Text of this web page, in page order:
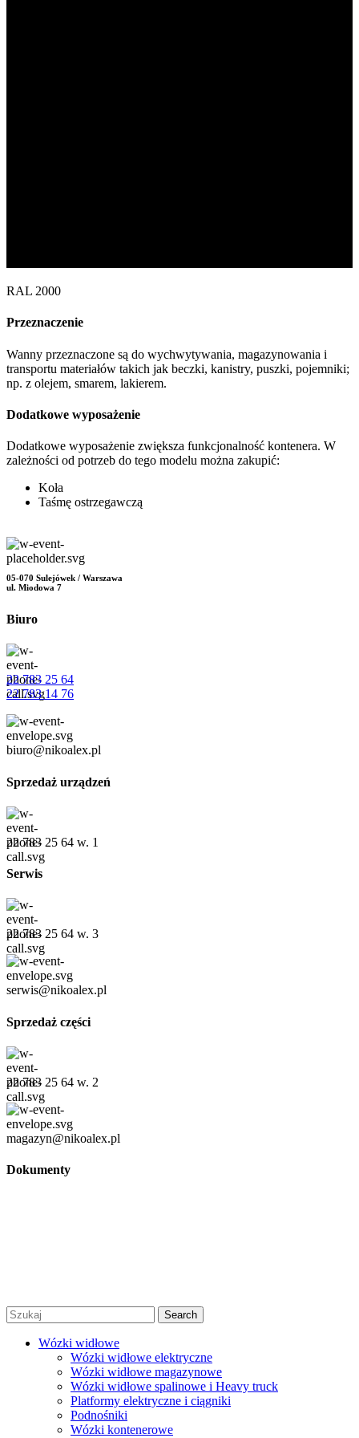
RAL 2000
Przeznaczenie
Wanny przeznaczone są do wychwytywania, magazynowania i
transportu materiałów takich jak beczki, kanistry, puszki, pojemniki;
np. z olejem, smarem, lakierem.
Dodatkowe wyposażenie
Dodatkowe wyposażenie zwiększa funkcjonalność kontenera. W
zależności od potrzeb do tego modelu można zakupić:
Koła
Taśmę ostrzegawczą
05-070 Sulejówek / Warszawa
ul. Miodowa 7
Biuro
22 783 25 64
22 783 14 76
biuro@nikoalex.pl
Sprzedaż urządzeń
22 783 25 64 w. 1
Serwis
22 783 25 64 w. 3
serwis@nikoalex.pl
Sprzedaż części
22 783 25 64 w. 2
magazyn@nikoalex.pl
Dokumenty
Search
Wózki widłowe
Wózki widłowe elektryczne
Wózki widłowe magazynowe
Wózki widłowe spalinowe i Heavy truck
Platformy elektryczne i ciągniki
Podnośniki
Wózki kontenerowe